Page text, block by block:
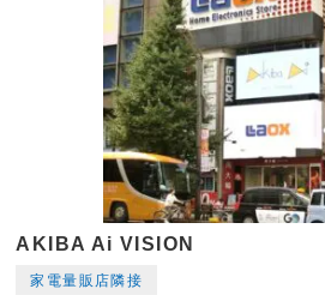
AKIBA Ai VISION
家電量販店隣接